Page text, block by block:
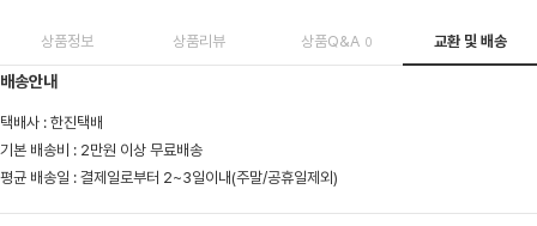
상품정보 상품리뷰 상품Q&A 0 교환 및 배송
배송안내
택배사 : 한진택배
기본 배송비 : 2만원 이상 무료배송
평균 배송일 : 결제일로부터 2~3일이내(주말/공휴일제외)